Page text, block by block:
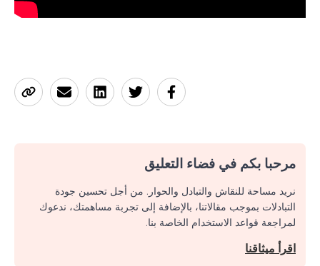
مرحبا بكم في فضاء التعليق
نريد مساحة للنقاش والتبادل والحوار. من أجل تحسين جودة
التبادلات بموجب مقالاتنا، بالإضافة إلى تجربة مساهمتك، ندعوك
لمراجعة قواعد الاستخدام الخاصة بنا.
اقرأ ميثاقنا